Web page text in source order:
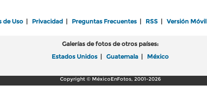
de Uso Privacidad Preguntas Frecuentes RSS Versión Móvil
Galerías de fotos de otros países:
Estados Unidos
Guatemala México
Copyright © MéxicoEnFotos, 2001-2026